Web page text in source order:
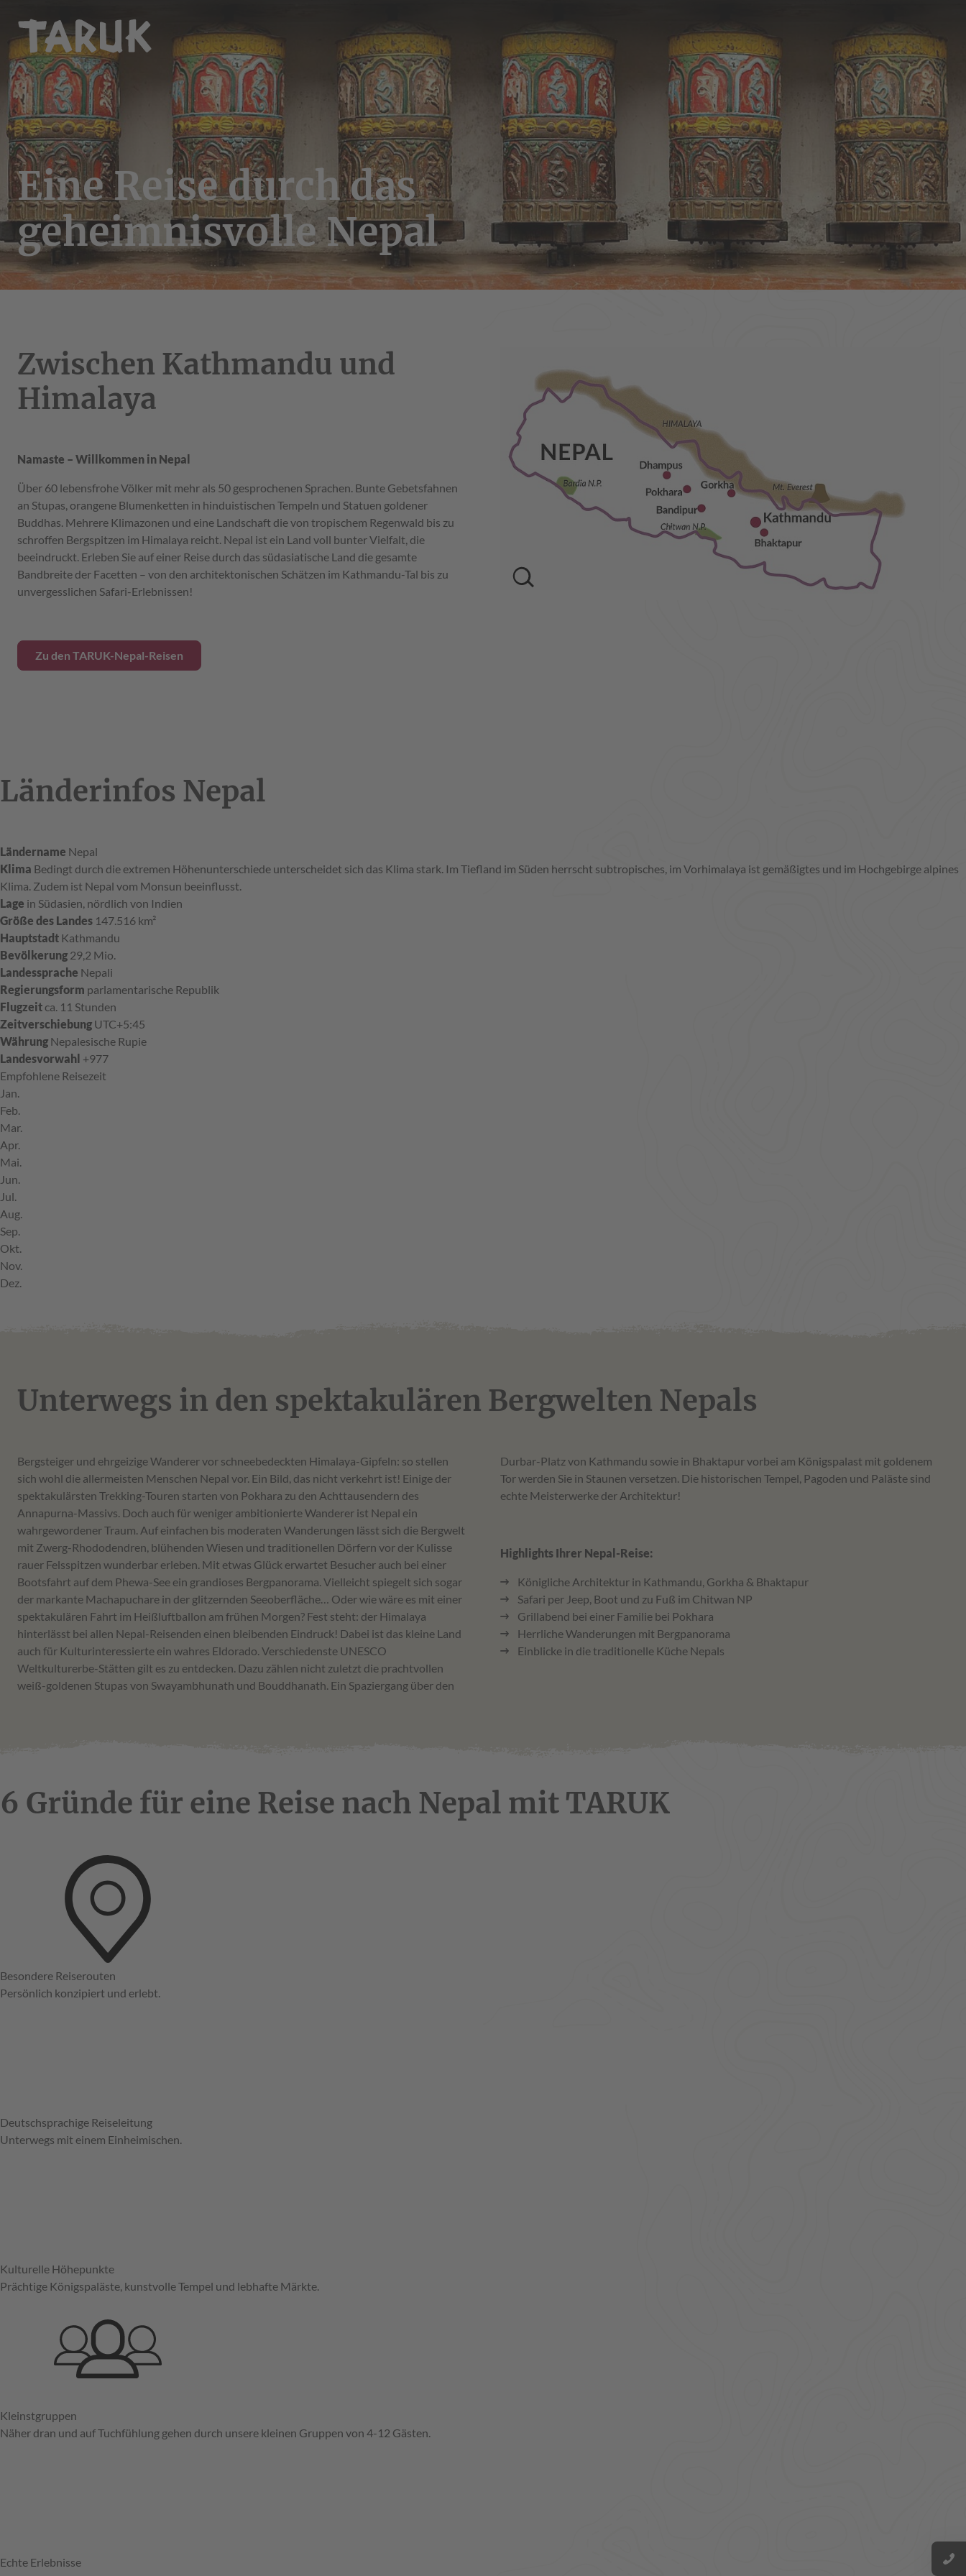
Eine Reise durch das
geheimnisvolle Nepal
Zwischen Kathmandu und
Himalaya
Namaste – Willkommen in Nepal
Über 60 lebensfrohe Völker mit mehr als 50 gesprochenen Sprachen. Bunte Gebetsfahnen
an Stupas, orangene Blumenketten in hinduistischen Tempeln und Statuen goldener
Buddhas. Mehrere Klimazonen und eine Landschaft die von tropischem Regenwald bis zu
schroffen Bergspitzen im Himalaya reicht. Nepal ist ein Land voll bunter Vielfalt, die
beeindruckt. Erleben Sie auf einer Reise durch das südasiatische Land die gesamte
Bandbreite der Facetten – von den architektonischen Schätzen im Kathmandu-Tal bis zu
unvergesslichen Safari-Erlebnissen!
Zu den TARUK-Nepal-Reisen
Länderinfos Nepal
Ländername Nepal
Klima Bedingt durch die extremen Höhenunterschiede unterscheidet sich das Klima stark. Im Tiefland im Süden herrscht subtropisches, im Vorhimalaya ist gemäßigtes und im Hochgebirge alpines
Klima. Zudem ist Nepal vom Monsun beeinflusst.
Lage in Südasien, nördlich von Indien
Größe des Landes 147.516 km²
Hauptstadt Kathmandu
Bevölkerung 29,2 Mio.
Landessprache Nepali
Regierungsform parlamentarische Republik
Flugzeit ca. 11 Stunden
Zeitverschiebung UTC+5:45
Währung Nepalesische Rupie
Landesvorwahl +977
Empfohlene Reisezeit
Jan.
Feb.
Mar.
Apr.
Mai.
Jun.
Jul.
Aug.
Sep.
Okt.
Nov.
Dez.
Unterwegs in den spektakulären Bergwelten Nepals
Bergsteiger und ehrgeizige Wanderer vor schneebedeckten Himalaya-Gipfeln: so stellen
sich wohl die allermeisten Menschen Nepal vor. Ein Bild, das nicht verkehrt ist! Einige der
spektakulärsten Trekking-Touren starten von Pokhara zu den Achttausendern des
Annapurna-Massivs. Doch auch für weniger ambitionierte Wanderer ist Nepal ein
wahrgewordener Traum. Auf einfachen bis moderaten Wanderungen lässt sich die Bergwelt
mit Zwerg-Rhododendren, blühenden Wiesen und traditionellen Dörfern vor der Kulisse
rauer Felsspitzen wunderbar erleben. Mit etwas Glück erwartet Besucher auch bei einer
Bootsfahrt auf dem Phewa-See ein grandioses Bergpanorama. Vielleicht spiegelt sich sogar
der markante Machapuchare in der glitzernden Seeoberfläche… Oder wie wäre es mit einer
spektakulären Fahrt im Heißluftballon am frühen Morgen? Fest steht: der Himalaya
hinterlässt bei allen Nepal-Reisenden einen bleibenden Eindruck! Dabei ist das kleine Land
auch für Kulturinteressierte ein wahres Eldorado. Verschiedenste UNESCO
Weltkulturerbe-Stätten gilt es zu entdecken. Dazu zählen nicht zuletzt die prachtvollen
weiß-goldenen Stupas von Swayambhunath und Bouddhanath. Ein Spaziergang über den
Durbar-Platz von Kathmandu sowie in Bhaktapur vorbei am Königspalast mit goldenem
Tor werden Sie in Staunen versetzen. Die historischen Tempel, Pagoden und Paläste sind
echte Meisterwerke der Architektur!
Highlights Ihrer Nepal-Reise:
Königliche Architektur in Kathmandu, Gorkha & Bhaktapur
Safari per Jeep, Boot und zu Fuß im Chitwan NP
Grillabend bei einer Familie bei Pokhara
Herrliche Wanderungen mit Bergpanorama
Einblicke in die traditionelle Küche Nepals
6 Gründe für eine Reise nach Nepal mit TARUK
Besondere Reiserouten
Persönlich konzipiert und erlebt.
Deutschsprachige Reiseleitung
Unterwegs mit einem Einheimischen.
Kulturelle Höhepunkte
Prächtige Königspaläste, kunstvolle Tempel und lebhafte Märkte.
Kleinstgruppen
Näher dran und auf Tuchfühlung gehen durch unsere kleinen Gruppen von 4-12 Gästen.
Echte Erlebnisse